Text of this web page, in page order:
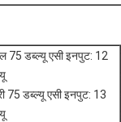
75 डब्ल्यू एसी इनपुट: 12
75 डब्ल्यू एसी इनपुट: 13